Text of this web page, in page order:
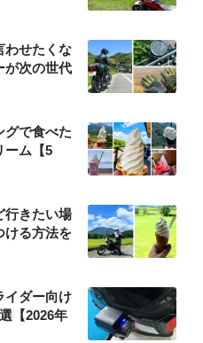
わせたくな
が次の世代
グで食べた
ーム【5
行きたい場
ける方法を
イダー向け
【2026年